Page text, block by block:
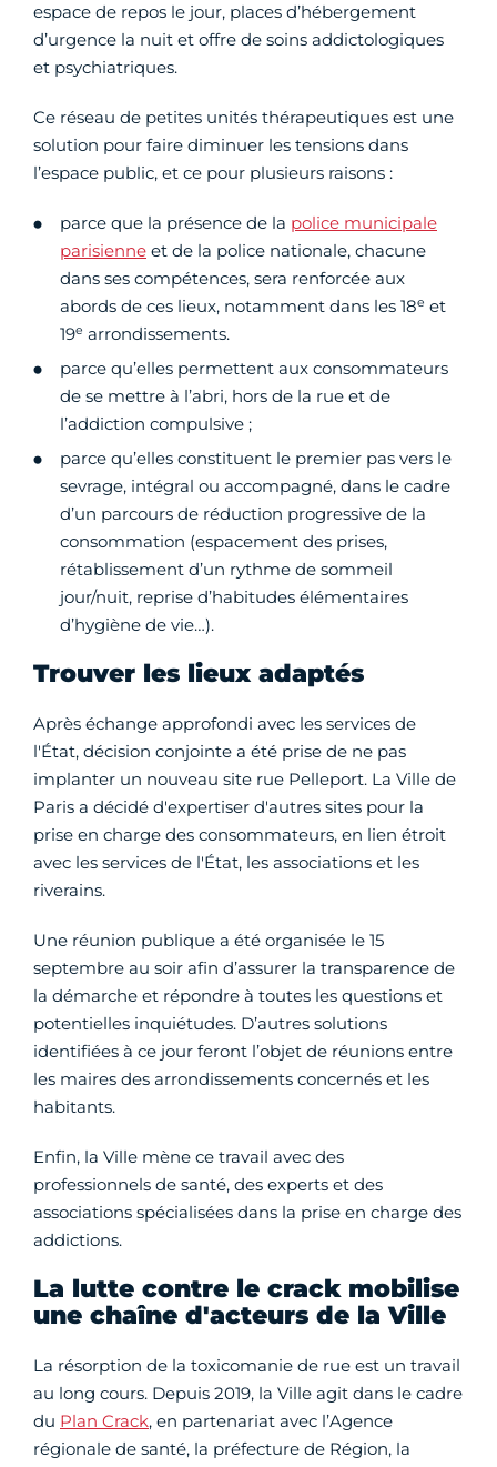
espace de repos le jour, places d’hébergement
d’urgence la nuit et offre de soins addictologiques
et psychiatriques.
Ce réseau de petites unités thérapeutiques est une
solution pour faire diminuer les tensions dans
l’espace public, et ce pour plusieurs raisons :
parce que la présence de la police municipale
parisienne et de la police nationale, chacune
dans ses compétences, sera renforcée aux
abords de ces lieux, notamment dans les 18e et
19e arrondissements.
parce qu’elles permettent aux consommateurs
de se mettre à l’abri, hors de la rue et de
l’addiction compulsive ;
parce qu’elles constituent le premier pas vers le
sevrage, intégral ou accompagné, dans le cadre
d’un parcours de réduction progressive de la
consommation (espacement des prises,
rétablissement d’un rythme de sommeil
jour/nuit, reprise d’habitudes élémentaires
d’hygiène de vie…).
Trouver les lieux adaptés
Après échange approfondi avec les services de
l'État, décision conjointe a été prise de ne pas
implanter un nouveau site rue Pelleport. La Ville de
Paris a décidé d'expertiser d'autres sites pour la
prise en charge des consommateurs, en lien étroit
avec les services de l'État, les associations et les
riverains.
Une réunion publique a été organisée le 15
septembre au soir afin d’assurer la transparence de
la démarche et répondre à toutes les questions et
potentielles inquiétudes. D’autres solutions
identifiées à ce jour feront l’objet de réunions entre
les maires des arrondissements concernés et les
habitants.
Enfin, la Ville mène ce travail avec des
professionnels de santé, des experts et des
associations spécialisées dans la prise en charge des
addictions.
La lutte contre le crack mobilise
une chaîne d'acteurs de la Ville
La résorption de la toxicomanie de rue est un travail
au long cours. Depuis 2019, la Ville agit dans le cadre
du Plan Crack, en partenariat avec l’Agence
régionale de santé, la préfecture de Région, la